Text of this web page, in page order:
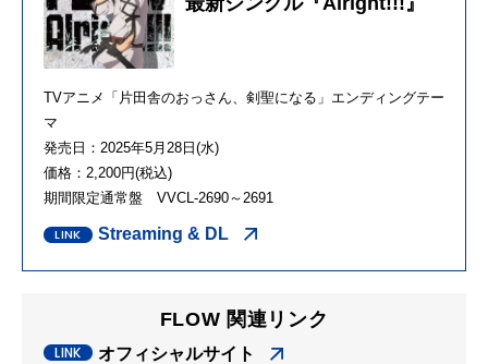
TVアニメ「片田舎のおっさん、剣聖になる」エンディングテー
マ
発売日：2025年5月28日(水)
価格：2,200円(税込)
期間限定通常盤 VVCL-2690～2691
Streaming & DL
FLOW 関連リンク
オフィシャルサイト